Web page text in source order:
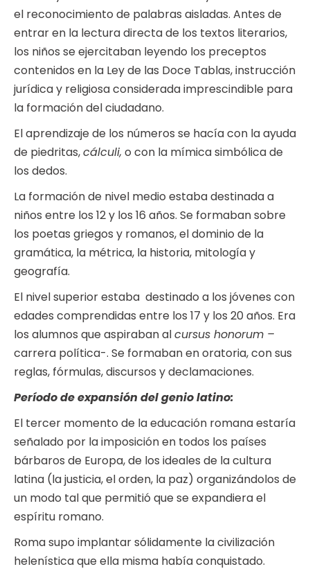
el reconocimiento de palabras aisladas. Antes de
entrar en la lectura directa de los textos literarios,
los niños se ejercitaban leyendo los preceptos
contenidos en la Ley de las Doce Tablas, instrucción
jurídica y religiosa considerada imprescindible para
la formación del ciudadano.
El aprendizaje de los números se hacía con la ayuda
de piedritas,cálculi, o con la mímica simbólica de
los dedos.
La formación de nivel medio estaba destinada a
niños entre los 12 y los 16 años. Se formaban sobre
los poetas griegos y romanos, el dominio de la
gramática, la métrica, la historia, mitología y
geografía.
El nivel superior estaba destinado a los jóvenes con
edades comprendidas entre los 17 y los 20 años. Era
los alumnos que aspiraban alcursus honorum –
carrera política-. Se formaban en oratoria, con sus
reglas, fórmulas, discursos y declamaciones.
Período de expansión del genio latino:
El tercer momento de la educación romana estaría
señalado por la imposición en todos los países
bárbaros de Europa, de los ideales de la cultura
latina (la justicia, el orden, la paz) organizándolos de
un modo tal que permitió que se expandiera el
espíritu romano.
Roma supo implantar sólidamente la civilización
helenística que ella misma había conquistado.